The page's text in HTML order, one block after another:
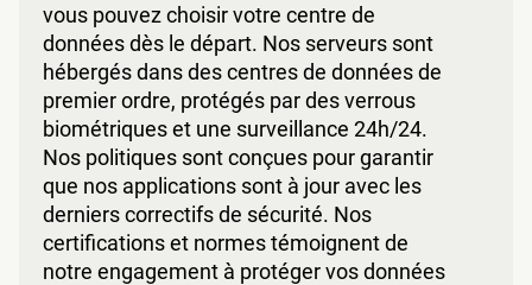
vous pouvez choisir votre centre de
données dès le départ. Nos serveurs sont
hébergés dans des centres de données de
premier ordre, protégés par des verrous
biométriques et une surveillance 24h/24.
Nos politiques sont conçues pour garantir
que nos applications sont à jour avec les
derniers correctifs de sécurité. Nos
certifications et normes témoignent de
notre engagement à protéger vos données